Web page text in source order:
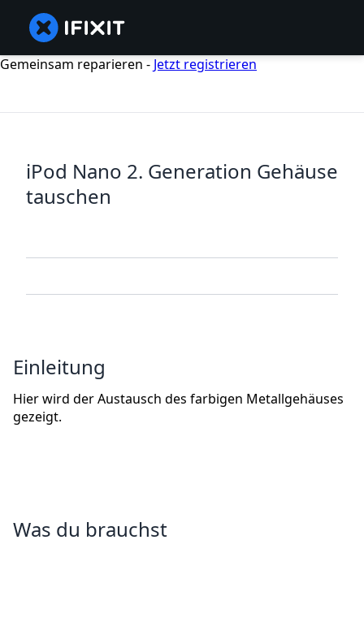
Gemeinsam reparieren - Jetzt registrieren
iPod Nano 2. Generation Gehäuse
tauschen
Einleitung
Hier wird der Austausch des farbigen Metallgehäuses
gezeigt.
Was du brauchst